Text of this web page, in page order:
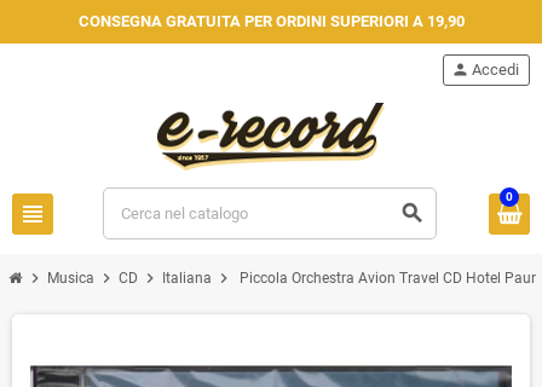
CONSEGNA GRATUITA PER ORDINI SUPERIORI A 19,90
view_headline search
person Accedi
0
chevron_right Musica chevron_right CD chevron_right Italiana chevron_right Piccola Orchestra Avion Travel CD Hotel